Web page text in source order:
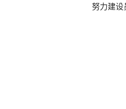
努力建设